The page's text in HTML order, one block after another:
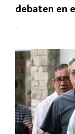
debaten en